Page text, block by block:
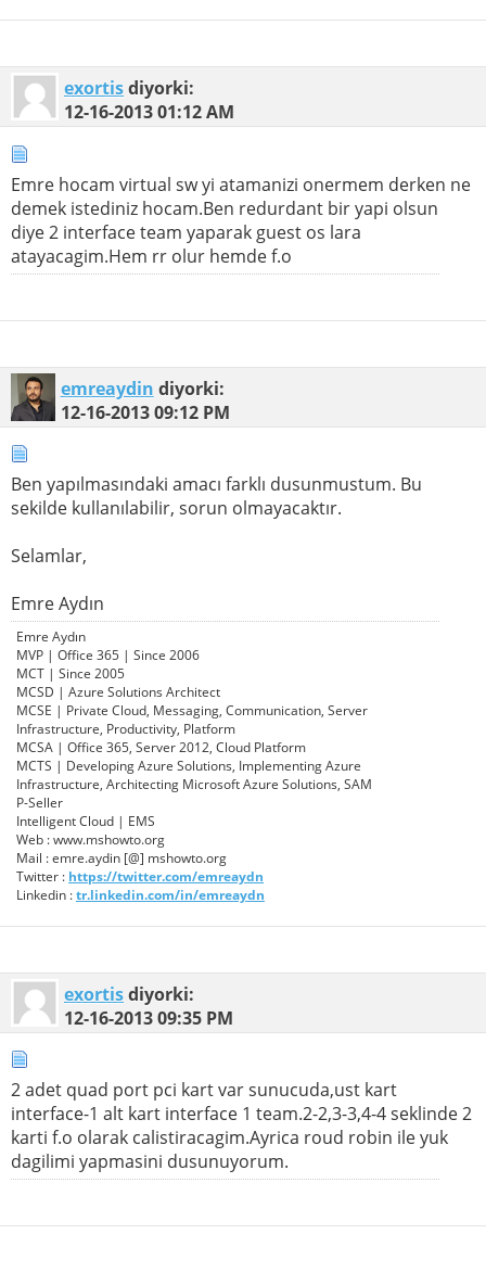
exortisdiyorki:
12-16-201301:12 AM
Emre hocam virtual sw yi atamanizi onermem derken ne
demek istediniz hocam.Ben redurdant bir yapi olsun
diye 2 interface team yaparak guest os lara
atayacagim.Hem rr olur hemde f.o
emreaydin diyorki:
12-16-201309:12 PM
Ben yapılmasındaki amacı farklı dusunmustum. Bu
sekilde kullanılabilir, sorun olmayacaktır.
Selamlar,
Emre Aydın
Emre Aydın
MVP | Office 365 | Since 2006
MCT | Since 2005
MCSD | Azure Solutions Architect
MCSE | Private Cloud, Messaging, Communication, Server
Infrastructure, Productivity, Platform
MCSA | Office 365, Server 2012, Cloud Platform
MCTS | Developing Azure Solutions, Implementing Azure
Infrastructure, Architecting Microsoft Azure Solutions, SAM
P-Seller
Intelligent Cloud | EMS
Web : www.mshowto.org
Mail : emre.aydin [@] mshowto.org
Twitter : https://twitter.com/emreaydn
Linkedin :tr.linkedin.com/in/emreaydn
exortisdiyorki:
12-16-201309:35 PM
2 adet quad port pci kart var sunucuda,ust kart
interface-1 alt kart interface 1 team.2-2,3-3,4-4 seklinde 2
karti f.o olarak calistiracagim.Ayrica roud robin ile yuk
dagilimi yapmasini dusunuyorum.